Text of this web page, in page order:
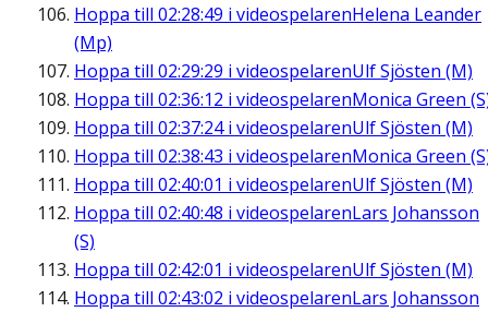
Hoppa till 02:28:49 i videospelarenHelena Leander
(Mp)
Hoppa till 02:29:29 i videospelarenUlf Sjösten (M)
Hoppa till 02:36:12 i videospelarenMonica Green
Hoppa till 02:37:24i videospelarenUlf Sjösten (M)
Hoppa till 02:38:43 i videospelarenMonica Green
Hoppa till 02:40:01 i videospelarenUlf Sjösten (M)
Hoppa till 02:40:48 i videospelarenLars Johansson
(S)
Hoppa till 02:42:01 i videospelarenUlf Sjösten (M)
Hoppa till 02:43:02 i videospelarenLars Johansson